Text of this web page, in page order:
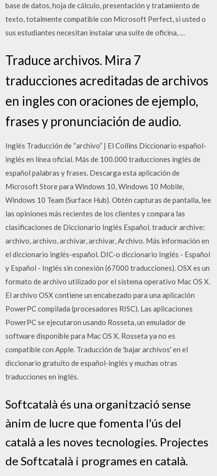
base de datos, hoja de cálculo, presentación y tratamiento de
texto, totalmente compatible con Microsoft Perfect, si usted o
sus estudiantes necesitan instalar una suite de oficina, …
Traduce archivos. Mira 7
traducciones acreditadas de archivos
en ingles con oraciones de ejemplo,
frases y pronunciación de audio.
Inglés Traducción de “archivo” | El Collins Diccionario español-
inglés en línea oficial. Más de 100.000 traducciones inglés de
español palabras y frases. Descarga esta aplicación de
Microsoft Store para Windows 10, Windows 10 Mobile,
Windows 10 Team (Surface Hub). Obtén capturas de pantalla, lee
las opiniones más recientes de los clientes y compara las
clasificaciones de Diccionario Inglés Español. traducir archive:
archivo, archivo, archivar, archivar, Archivo. Más información en
el diccionario inglés-español. DIC-o diccionario Inglés - Español
y Español - Inglés sin conexión (67000 traducciones). OSX es un
formato de archivo utilizado por el sistema operativo Mac OS X.
El archivo OSX contiene un encabezado para una aplicación
PowerPC compilada (procesadores RISC). Las aplicaciones
PowerPC se ejecutaron usando Rosseta, un emulador de
software disponible para Mac OS X. Rosseta ya no es
compatible con Apple. Traducción de 'bajar archivos' en el
diccionario gratuito de español-inglés y muchas otras
traducciones en inglés.
Softcatalà és una organització sense
ànim de lucre que fomenta l'ús del
català a les noves tecnologies. Projectes
de Softcatalà i programes en català.